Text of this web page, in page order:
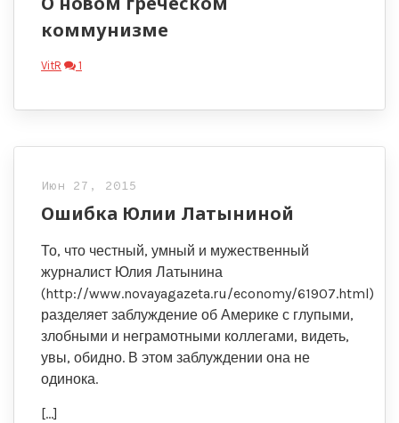
коммунизме
VitR 1
Июн 27, 2015
Ошибка Юлии Латыниной
То, что честный, умный и мужественный
журналист Юлия Латынина
(http://www.novayagazeta.ru/economy/61907.html)
разделяет заблуждение об Америке с глупыми,
злобными и неграмотными коллегами, видеть,
увы, обидно. В этом заблуждении она не
одинока.
[…]